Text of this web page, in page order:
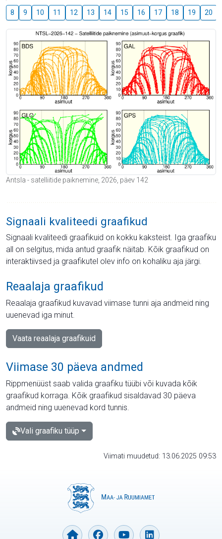
8 9 10 11 12 13 14 15 16 17 18 19 20
Antsla - satelliitide paiknemine, 2026, päev 142
Signaali kvaliteedi graafikud
Signaali kvaliteedi graafikuid on kokku kaksteist. Iga graafiku
all on selgitus, mida antud graafik näitab. Kõik graafikud on
interaktiivsed ja graafikutel olev info on kohaliku aja järgi.
Reaalaja graafikud
Reaalaja graafikud kuvavad viimase tunni aja andmeid ning
uuenevad iga minut.
Vaata reaalaja graafikuid
Viimase 30 päeva andmed
Rippmenüüst saab valida graafiku tüübi või kuvada kõik
graafikud korraga. Kõik graafikud sisaldavad 30 päeva
andmeid ning uuenevad kord tunnis.
Vali graafiku tüüp
Viimati muudetud: 13.06.2025 09:53